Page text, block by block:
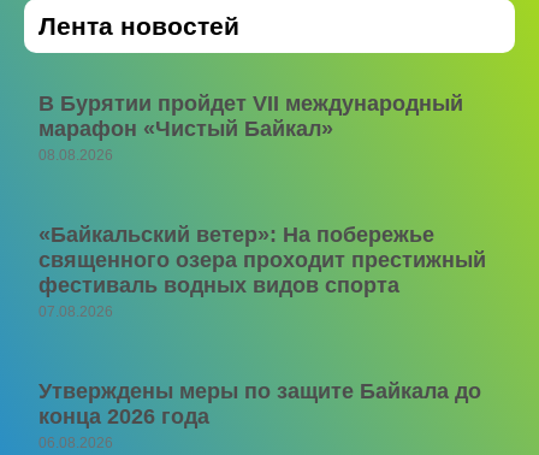
Лента новостей
В Бурятии пройдет VII международный
марафон «Чистый Байкал»
08.08.2026
«Байкальский ветер»: На побережье
священного озера проходит престижный
фестиваль водных видов спорта
07.08.2026
Утверждены меры по защите Байкала до
конца 2026 года
06.08.2026